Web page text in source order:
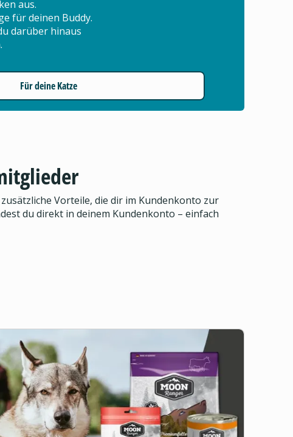
aus.
für deinen Buddy.
darüber hinaus
Für deine Katze
Vorteile, die dir im Kundenkonto zur
du direkt in deinem Kundenkonto – einfach